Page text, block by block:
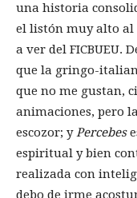
una historia
el listón muy alto al
a ver del FICBUEU.
que la gringo-
que no me gustan,
animaciones, pero
escozor; yPercebes
espiritual y bien
realizada con
debo de irme